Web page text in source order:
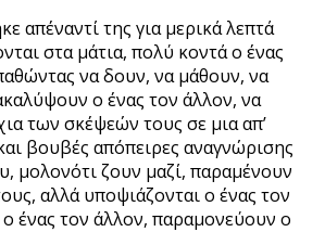
απέναντί της για μερικά λεπτά
στα μάτια, πολύ κοντά ο ένας
να δουν, να μάθουν, να
ο ένας τον άλλον, να
των σκέψεών τους σε μια απ’
βουβές απόπειρες αναγνώρισης
μολονότι ζουν μαζί, παραμένουν
αλλά υποψιάζονται ο ένας τον
ένας τον άλλον, παραμονεύουν ο